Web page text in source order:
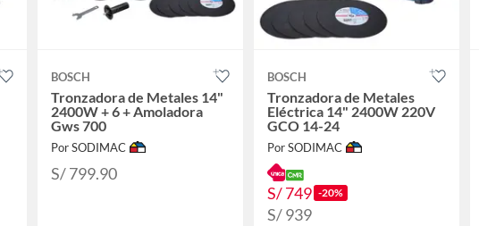
BOSCH
Tronzadora de Metales 14"
2400W + 6 + Amoladora
Gws 700
Por SODIMAC
S/ 799.90
BOSCH
Tronzadora de Metales
Eléctrica 14" 2400W 220V
GCO 14-24
Por SODIMAC
S/ 749 -20%
S/ 939